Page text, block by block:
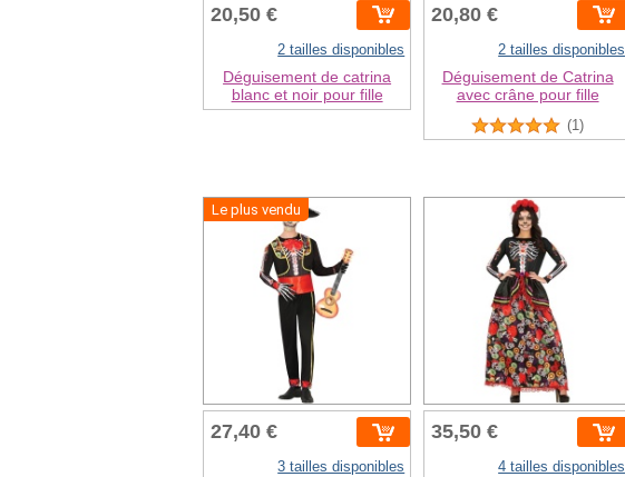
20,50 €
2 tailles disponibles
Déguisement de catrina
blanc et noir pour fille
20,80 €
2 tailles disponibles
Déguisement de Catrina
avec crâne pour fille
(1)
Le plus vendu
27,40 €
3 tailles disponibles
35,50 €
4 tailles disponibles